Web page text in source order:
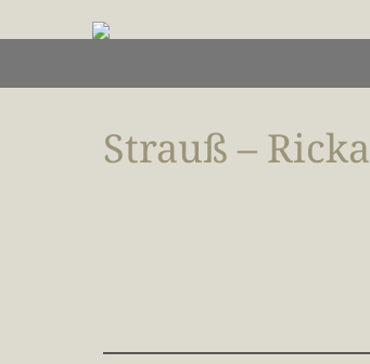
Strauß – Ricka